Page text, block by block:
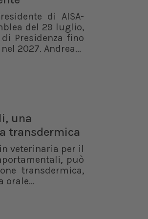
di AISA-
del 29 luglio,
Presidenza fino
2027. Andrea...
una
transdermica
veterinaria per il
può
transdermica,
orale...